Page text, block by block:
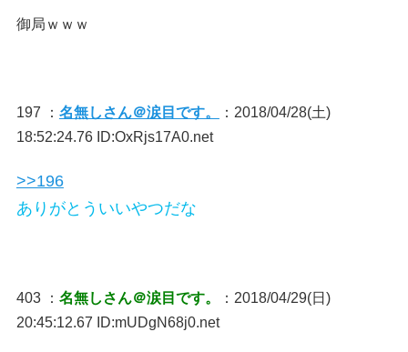
御局ｗｗｗ
197 ： 名無しさん＠涙目です。
：2018/04/28(土)
18:52:24.76 ID:OxRjs17A0.net
>>196
ありがとういいやつだな
403 ： 名無しさん＠涙目です。
：2018/04/29(日)
20:45:12.67 ID:mUDgN68j0.net